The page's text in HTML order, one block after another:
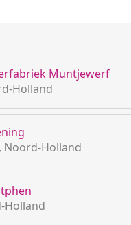
Muntjewerf
Holland
Noord-Holland
Holland